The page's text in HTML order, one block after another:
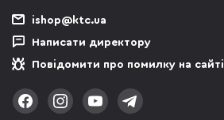
ishop@ktc.ua
Написати директору
Повідомити про помилку на сайті